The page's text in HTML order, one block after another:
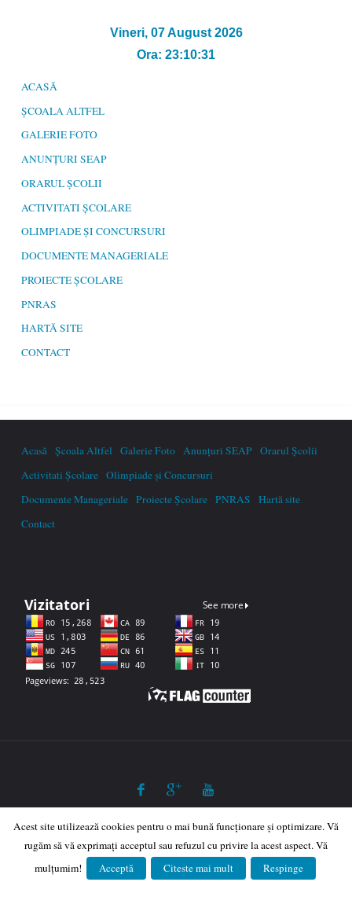
Vineri, 07 August 2026
Ora: 23:10:31
ACASĂ
ȘCOALA ALTFEL
GALERIE FOTO
ANUNȚURI SEAP
ORARUL ȘCOLII
ACTIVITATI ȘCOLARE
OLIMPIADE ȘI CONCURSURI
DOCUMENTE MANAGERIALE
PROIECTE ȘCOLARE
PNRAS
HARTĂ SITE
CONTACT
Acasă Școala Altfel Galerie Foto Anunțuri SEAP Orarul Școlii
Activitati Școlare Olimpiade și Concursuri
Documente Manageriale Proiecte Școlare PNRAS
Hartă site
Contact
©2023 Școala Gimnazială "Gelu Românul", Dăbâca
Realizat deGadesa SoftS R L
Acest site utilizează cookies pentru o mai bună funcționare și optimizare. Vă
rugăm să vă exprimați acceptul sau refuzul cu privire la acest aspect. Vă
mulțumim!
Acceptă Citeste mai mult Respinge